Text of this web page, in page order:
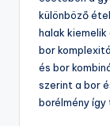
különböző
halak
bor
és bor
szerint a bor
borélmény